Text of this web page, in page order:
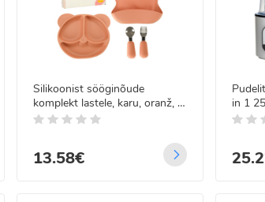
pudelist kuni täistoidukomplektini. Tellige
imikutele!
Silikoonist sööginõude
komplekt lastele, karu, oranž, 4
osa
13.58€
in 1